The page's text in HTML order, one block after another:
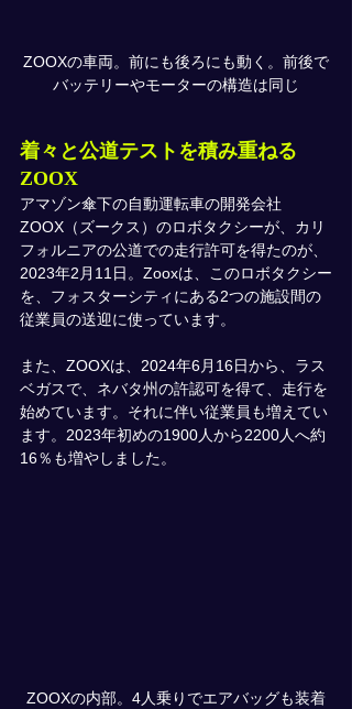
ZOOXの車両。前にも後ろにも動く。前後で
バッテリーやモーターの構造は同じ
着々と公道テストを積み重ねる
ZOOX
アマゾン傘下の自動運転車の開発会社
ZOOX（ズークス）のロボタクシーが、カリ
フォルニアの公道での走行許可を得たのが、
2023年2月11日。Zooxは、このロボタクシー
を、フォスターシティにある2つの施設間の
従業員の送迎に使っています。
また、ZOOXは、2024年6月16日から、ラス
ベガスで、ネバタ州の許認可を得て、走行を
始めています。それに伴い従業員も増えてい
ます。2023年初めの1900人から2200人へ約
16％も増やしました。
ZOOXの内部。4人乗りでエアバッグも装着